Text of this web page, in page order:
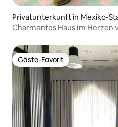
Privatunterkunft in Mexiko-
Charmantes Haus im Herzen
Gäste-Favorit
Gäste-Favorit